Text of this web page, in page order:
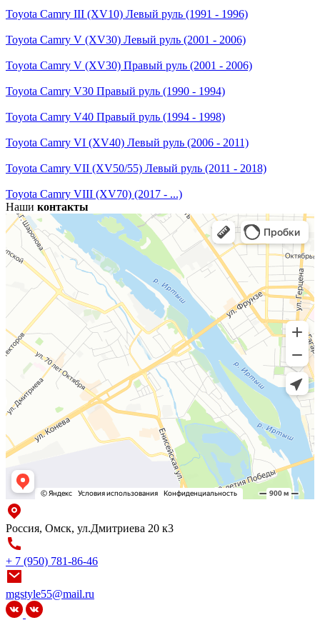
Toyota Camry III (XV10) Левый руль (1991 - 1996)
Toyota Camry V (XV30) Левый руль (2001 - 2006)
Toyota Camry V (XV30) Правый руль (2001 - 2006)
Toyota Camry V30 Правый руль (1990 - 1994)
Toyota Camry V40 Правый руль (1994 - 1998)
Toyota Camry VI (XV40) Левый руль (2006 - 2011)
Toyota Camry VII (XV50/55) Левый руль (2011 - 2018)
Toyota Camry VIII (XV70) (2017 - ...)
Наши контакты
Россия, Омск, ул.Дмитриева 20 к3
+ 7 (950) 781-86-46
mgstyle55@mail.ru